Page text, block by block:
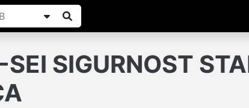
SEI SIGURNOST